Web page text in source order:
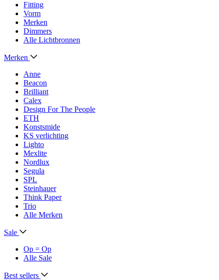
Fitting
Vorm
Merken
Dimmers
Alle Lichtbronnen
Merken
Anne
Beacon
Brilliant
Calex
Design For The People
ETH
Konstsmide
KS verlichting
Lighto
Mexlite
Nordlux
Segula
SPL
Steinhauer
Think Paper
Trio
Alle Merken
Sale
Op = Op
Alle Sale
Best sellers